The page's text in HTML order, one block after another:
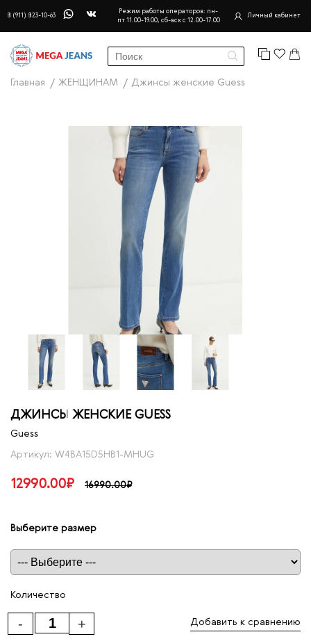
8 (911) 823-10-63
Режим работы операторов: пн-
пт 11.00-19.00, сб-вск с 12.00-17.00
Личный кабинет
Главная ЖЕНЩИНАМ Джинсы женские Guess
ДЖИНСЫ ЖЕНСКИЕ GUESS
Guess
Артикул: W4BA15D5HB1-MHUG
12990.00₽ 16990.00₽
Выберите размер
Таблица размеров
Количество
+
- Добавить к сравнению